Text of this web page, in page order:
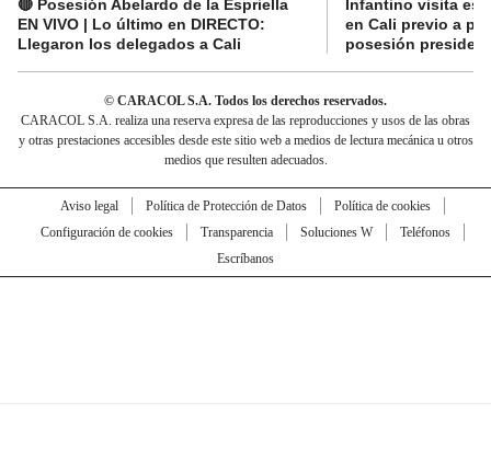
🔴 Posesión Abelardo de la Espriella
EN VIVO | Lo último en DIRECTO:
Llegaron los delegados a Cali
Infantino visita
en Cali previo a
posesión
© CARACOL S.A. Todos los derechos reservados.
CARACOL S.A. realiza una reserva expresa de las reproducciones y usos de las obras
y otras prestaciones accesibles desde este sitio web a medios de lectura mecánica u otros
medios que resulten adecuados.
Aviso legal Política de Protección de Datos
Política de cookies
Configuración de cookies
Transparencia Soluciones W
Teléfonos
Escríbanos